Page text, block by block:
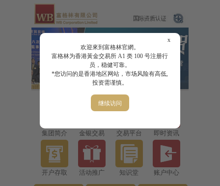
x
欢迎來到富格林官網。
富格林为香港黃金交易所 A1 类 100 号注册行
员，稳健可靠。
*您访问的是香港地区网站，市场风险有高低,
投资需谨慎。
继续访问
集团简介 金银交易 交易平台 即时资讯
开户存取 活动推广 知识堂 账户中心